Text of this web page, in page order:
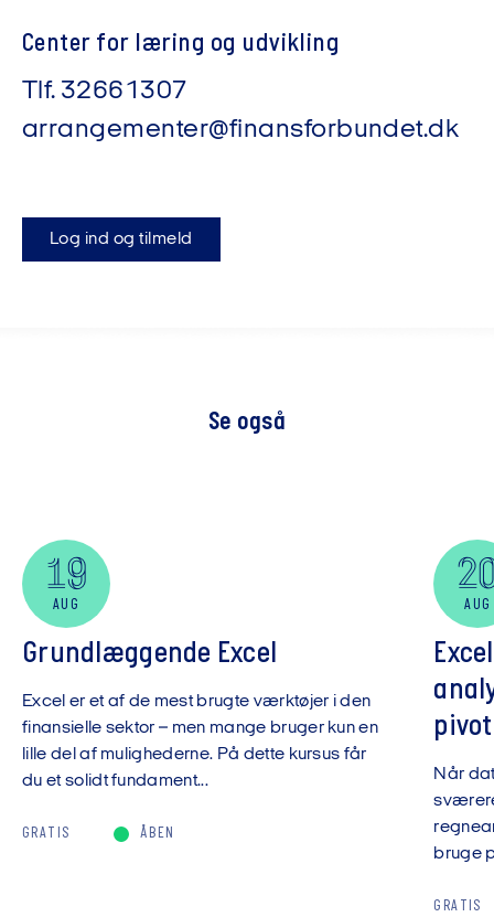
Center for læring og udvikling
Tlf. 32661307
arrangementer@finansforbundet.dk
Log ind og tilmeld
Se også
19
AUG
Grundlæggende Excel
Excel er et af de mest brugte værktøjer i den
finansielle sektor – men mange bruger kun en
lille del af mulighederne. På dette kursus får
du et solidt fundament...
GRATIS ÅBEN
AUG
Når
bruge
GRATIS